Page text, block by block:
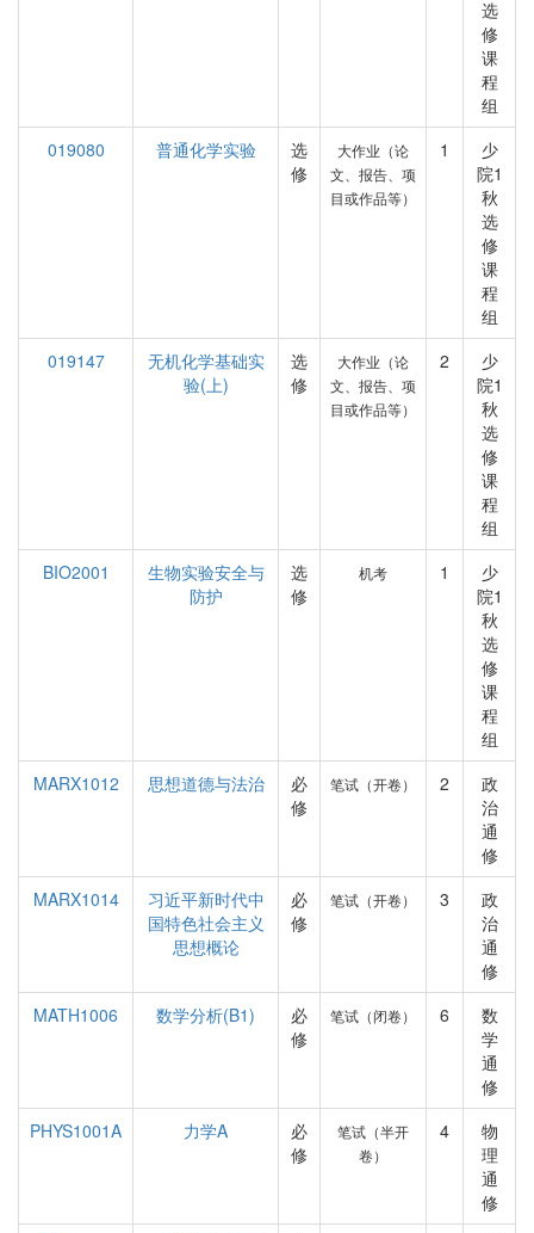
选
修
课
程
组
019080
普通化学实验
选
修
大作业（论
文、报告、项
目或作品等）
1
少
院1
秋
选
修
课
程
组
019147
无机化学基础实
验(上)
选
修
大作业（论
文、报告、项
目或作品等）
2
少
院1
秋
选
修
课
程
组
BIO2001
生物实验安全与
防护
选
修
机考 1
少
院1
秋
选
修
课
程
组
MARX1012
思想道德与法治
必
修
笔试（开卷） 2
政
治
通
修
MARX1014
习近平新时代中
国特色社会主义
思想概论
必
修
笔试（开卷） 3
政
治
通
修
MATH1006
数学分析(B1)
必
修
笔试（闭卷） 6
数
学
通
修
PHYS1001A
力学A
必
修
笔试（半开
卷）
4
物
理
通
修